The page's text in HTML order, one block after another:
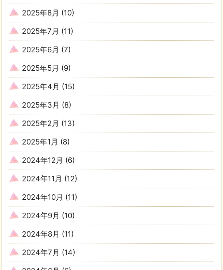
2025年8月 (10)
2025年7月 (11)
2025年6月 (7)
2025年5月 (9)
2025年4月 (15)
2025年3月 (8)
2025年2月 (13)
2025年1月 (8)
2024年12月 (6)
2024年11月 (12)
2024年10月 (11)
2024年9月 (10)
2024年8月 (11)
2024年7月 (14)